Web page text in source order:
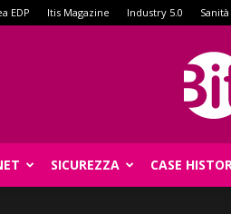
EDP Itis Magazine Industry 5.0
SICUREZZA CASE